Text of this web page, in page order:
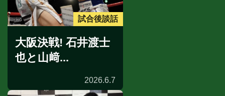
試合後談話
大阪決戦! 石井渡士
也と山﨑...
2026.6.7